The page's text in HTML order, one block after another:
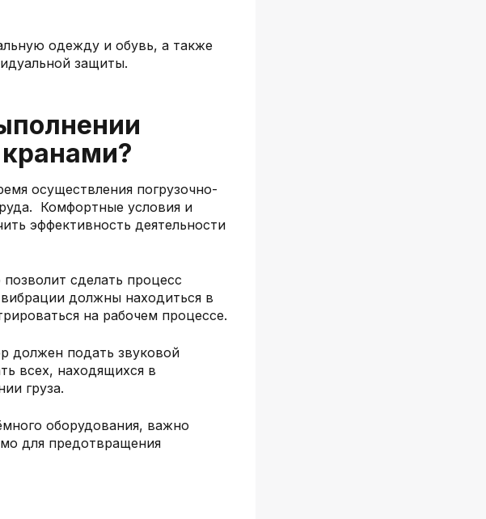
одежду и обувь, а также
защиты.
осуществления погрузочно-
Комфортные условия и
эффективность деятельности
сделать процесс
должны находиться в
на рабочем процессе.
должен подать звуковой
всех, находящихся в
груза.
оборудования, важно
для предотвращения